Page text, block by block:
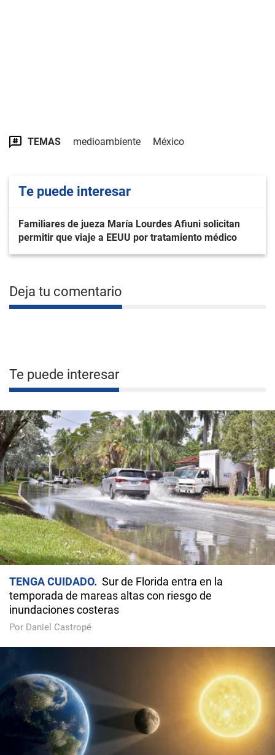
TEMAS medioambiente México
Te puede interesar
Familiares de jueza María Lourdes Afiuni solicitan
permitir que viaje a EEUU por tratamiento médico
Deja tu comentario
Te puede interesar
TENGA CUIDADO
Sur de Florida entra en la
temporada de mareas altas con riesgo de
inundaciones costeras
Por Daniel Castropé